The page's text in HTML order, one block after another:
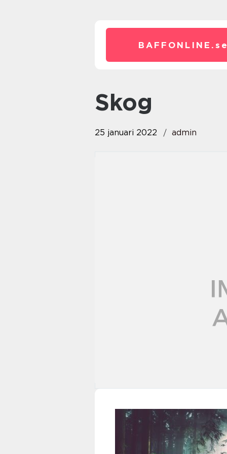
BAFFONLINE.
skog
25 januari 2022 admin